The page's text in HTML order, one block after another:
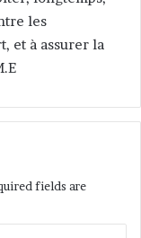
les
et à assurer la
fields are